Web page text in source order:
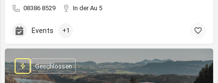
08386 8529 In der Au 5
Events +1
Geschlossen